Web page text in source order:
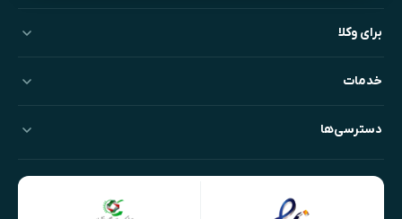
برای وکلا
خدمات
دسترسی‌ها